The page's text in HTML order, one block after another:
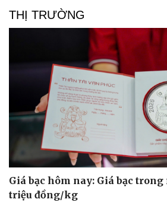
THỊ TRƯỜNG
Giá bạc hôm nay: Giá bạc trong
triệu đồng/kg